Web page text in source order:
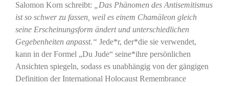
Salomon Korn schreibt:
„Das Phänomen des Antisemitismus
ist so schwer zu fassen, weil es einem Chamäleon gleich
seine Erscheinungsform ändert und unterschiedlichen
Gegebenheiten anpasst.“ Jede*r, der*die sie verwendet,
kann in der Formel „Du Jude“ seine*ihre persönlichen
Ansichten spiegeln, sodass es unabhängig von der gängigen
Definition der International Holocaust Remembrance